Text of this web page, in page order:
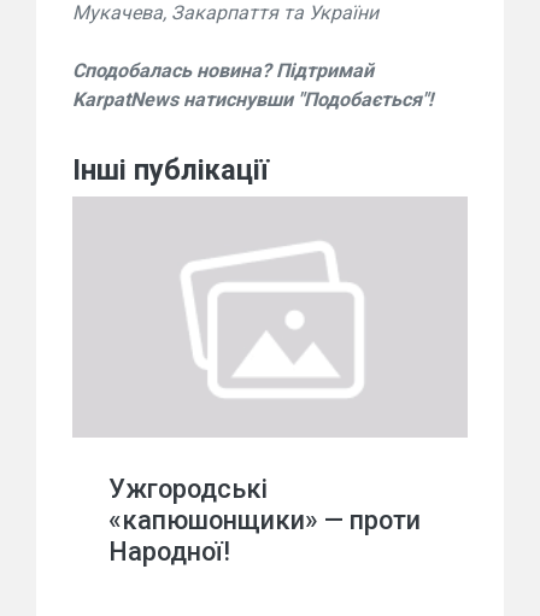
Мукачева, Закарпаття та України
Сподобалась новина? Підтримай
KarpatNews натиснувши "Подобається"!
Інші публікації
Ужгородські
«капюшонщики» — проти
Народної!